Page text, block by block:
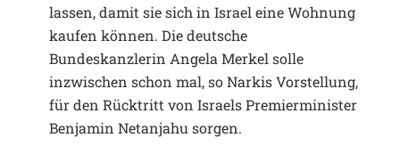
lassen, damit sie sich in Israel eine Wohnung
kaufen können. Die deutsche
Bundeskanzlerin Angela Merkel solle
inzwischen schon mal, so Narkis Vorstellung,
für den Rücktritt von Israels Premierminister
Benjamin Netanjahu sorgen.